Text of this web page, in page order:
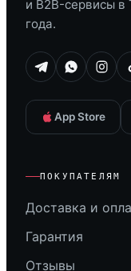
и B2B-сервисы в
года.
App Store
ПОКУПАТЕЛЯМ
Доставка и
Гарантия
Отзывы